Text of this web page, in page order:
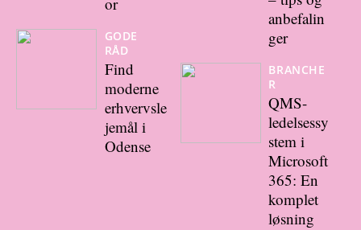
GODE
RÅD
Find
moderne
erhvervsle
jemål i
Odense
anbefalin
ger
BRANCHE
R
QMS-
ledelsessy
stem i
Microsoft
365: En
komplet
løsning